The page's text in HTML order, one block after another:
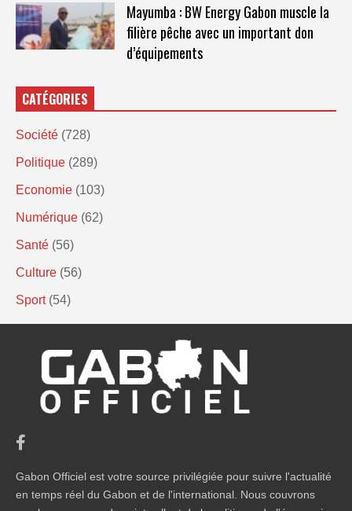
Mayumba : BW Energy Gabon muscle la
filière pêche avec un important don
d’équipements
CATÉGORIES
Société (728)
Politique (289)
Economie (103)
Numérique (62)
Santé (56)
Culture (56)
Sport (54)
Gabon Officiel est votre source privilégiée pour suivre l'actualité
en temps réel du Gabon et de l'international. Nous couvrons